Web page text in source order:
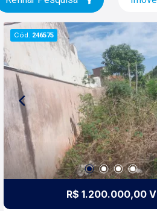
Cód. 246575
R$ 1.200.000,00 V